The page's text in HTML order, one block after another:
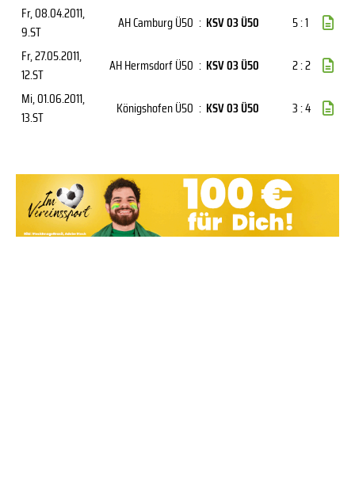
Fr, 08.04.2011,
9.ST
AH Camburg Ü50 : KSV 03 Ü50
5 : 1
Fr, 27.05.2011,
12.ST
AH Hermsdorf Ü50 : KSV 03 Ü50
2 : 2
Mi, 01.06.2011,
13.ST
Königshofen Ü50 : KSV 03 Ü50 3 : 4